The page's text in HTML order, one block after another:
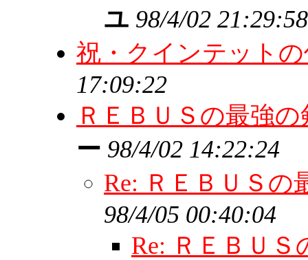
ユ 98/4/02 21:29:58
祝・クインテット
17:09:22
ＲＥＢＵＳの最強
ー 98/4/02 14:22:24
Re: ＲＥＢＵＳ
98/4/05 00:40:04
Re: ＲＥＢＵ